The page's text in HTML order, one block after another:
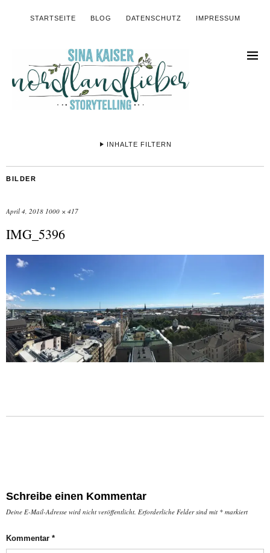
STARTSEITE BLOG DATENSCHUTZ IMPRESSUM
INHALTE FILTERN
BILDER
April 4, 2018 1000 × 417
IMG_5396
Schreibe einen Kommentar
Deine E-Mail-Adresse wird nicht veröffentlicht. Erforderliche Felder sind mit * markiert
Kommentar *